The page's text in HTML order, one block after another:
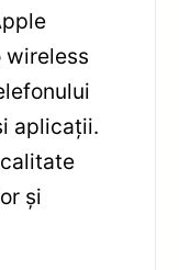
wireless
aplicații.
și